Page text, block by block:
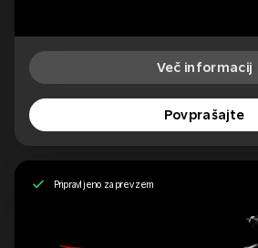
Več informacij
Povprašajte
Pripravljeno za prevzem